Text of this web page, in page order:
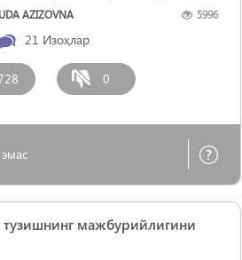
AZIZOVNA 5996
21 Изоҳлар
0
мажбурийлигини